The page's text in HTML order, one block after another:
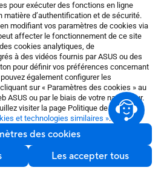
pour exécuter des fonctions en ligne
matière d’authentification et de sécurité.
modifiant vos paramètres de cookies via
affecter le fonctionnement de ce site
cookies analytiques, de
à des vidéos fournis par ASUS ou des
pour définir vos préférences concernant
également configurer les
sur « Paramètres des cookies » au
ASUS ou par le biais de votre navigateur.
visiter la page Politique de
et technologies similaires ».
des cookies
Les accepter tous
charge les routeurs dotés d'un
à 3.0.0.4.388.xxxx.
VPN ] >[Paramètres avancés]
des clés et du certificat
cliquez sur le bouton
les paramètres. Enfin,